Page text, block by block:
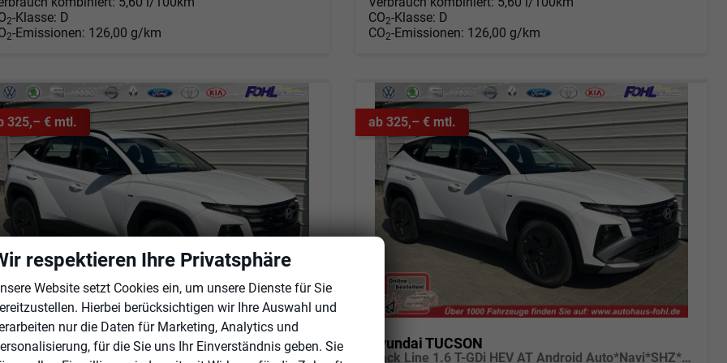
2-Klasse: D
2-Emissionen: 126,00 g/km
CO2-Klasse: D
CO2-Emissionen: 126,00 g/km
325,– € mtl.
TUCSON
Black Line 1.6 T-GDi HEV AT Android Auto*Navi*SHZ*Kamera*2Z Klimaauto*
ab 325,– € mtl.
Hyundai TUCSON
Black Line 1.6 T-GDi HEV AT Android Auto*Navi*SHZ*Kamera*2Z Klimaauto*
respektieren Ihre Privatsphäre
Website setzt Cookies ein, um unsere Dienste für Sie
Hierbei berücksichtigen wir Ihre Auswahl und
nur die Daten für Marketing, Analytics und
für die Sie uns Ihr Einverständnis geben. Sie